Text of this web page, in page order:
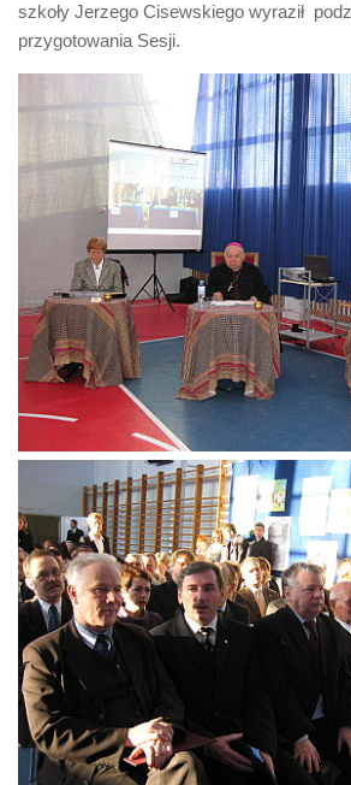
szkoły Jerzego Cisewskiego wyraził
przygotowania Sesji.